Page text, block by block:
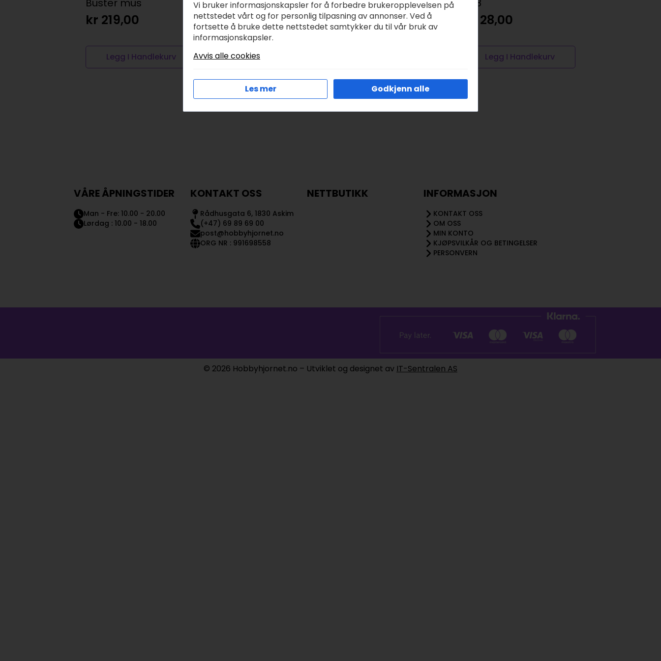
Buster mus
kr 219,00
Legg I Handlekurv
320 lysblå
kr69,00
Legg I Handlekurv
vislon, delbar 65cm –
hvit
kr99,00
728
28,00
Legg I Handlekurv
VÅRE ÅPNINGSTIDER
Man - Fre: 10.00 - 20.00
Lørdag : 10.00 - 18.00
KONTAKT OSS
Rådhusgata 6, 1830 Askim
(+47) 69 89 69 00
post@hobbyhjornet.no
ORG NR : 991698558
NETTBUTIKK INFORMASJON
KONTAKT OSS
OM OSS
MIN KONTO
KJØPSVILKÅR OG BETINGELSER
PERSONVERN
© 2026 Hobbyhjornet.no – Utviklet og designet av IT-Sentralen AS
Vi bruker informasjonskapsler for å forbedre brukeropplevelsen på
nettstedet vårt og for personlig tilpasning av annonser. Ved å
fortsette å bruke dette nettstedet samtykker du til vår bruk av
informasjonskapsler.
Avvis alle cookies
Les mer Godkjenn alle